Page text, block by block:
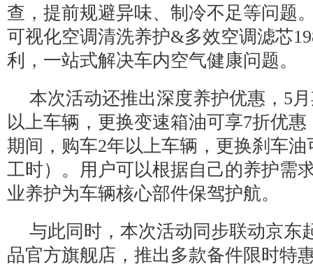
查，提前规避异味、制冷不足等问题
可视化空调清洗养护&多效空调滤芯
利，一站式解决车内空气健康问题。
本次活动还推出深度养护优惠，5
以上车辆，更换变速箱油可享7折优
期间，购车2年以上车辆，更换刹车
工时）。用户可以根据自己的养护需
业养护为车辆核心部件保驾护航。
与此同时，本次活动同步联动京东
品官方旗舰店，推出多款备件限时特